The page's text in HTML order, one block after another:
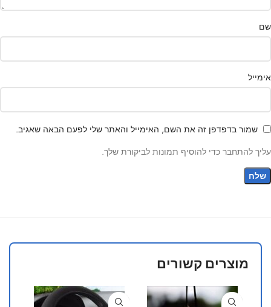
שם
אימייל
שמור בדפדפן זה את השם, האימייל והאתר שלי לפעם הבאה שאגיב.
עליך להתחבר כדי להוסיף תמונות לביקורת שלך.
מוצרים קשורים